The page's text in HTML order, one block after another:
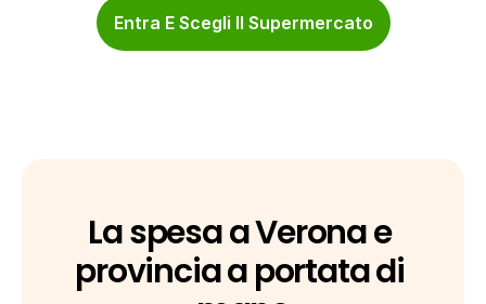
Entra E Scegli Il Supermercato
La spesa a Verona e
provincia a portata di